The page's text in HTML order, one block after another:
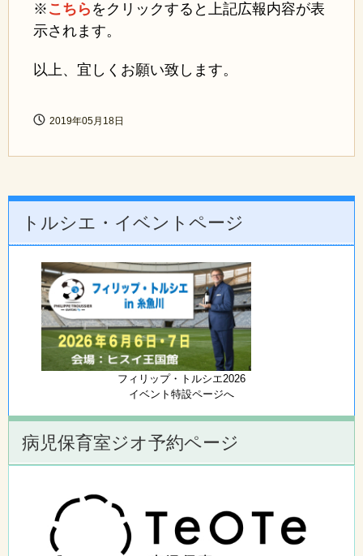
※ こちら をクリックすると上記広報内容が表
示されます。
以上、宜しくお願い致します。
2019年05月18日
トルシエ・イベントページ
フィリップ・トルシエ2026
イベント特設ページへ
病児保育室ジオ予約ページ